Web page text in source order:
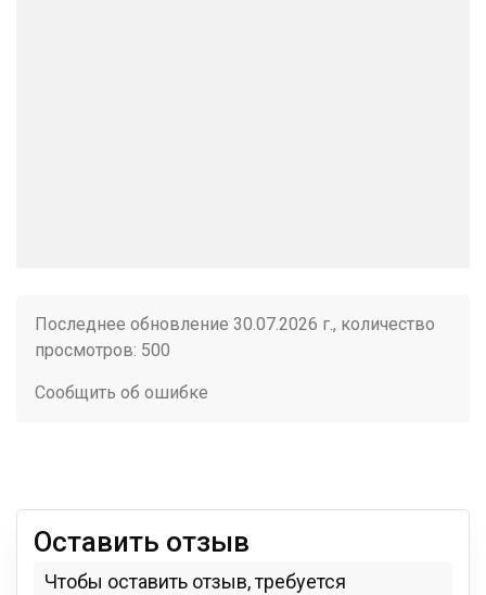
Последнее обновление 30.07.2026 г., количество
просмотров: 500
Сообщить об ошибке
Оставить отзыв
Чтобы оставить отзыв, требуется